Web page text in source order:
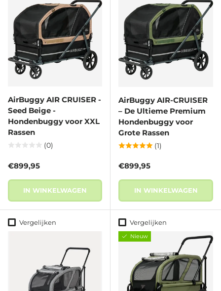
AirBuggy AIR CRUISER -
Seed Beige -
Hondenbuggy voor XXL
Rassen
(0)
Reguliere prijs
€899,95
IN WINKELWAGEN
AirBuggy AIR-CRUISER
– De Ultieme Premium
Hondenbuggy voor
Grote Rassen
(1)
Reguliere prijs
€899,95
IN WINKELWAGEN
Vergelijken Vergelijken
Nieuw